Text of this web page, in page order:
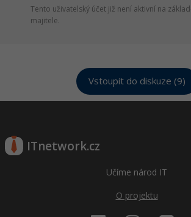
Tento uživatelský účet již není aktivní na
majitele.
Vstoupit do diskuze (9)
ITnetwork.cz
Učíme národ IT
O projektu